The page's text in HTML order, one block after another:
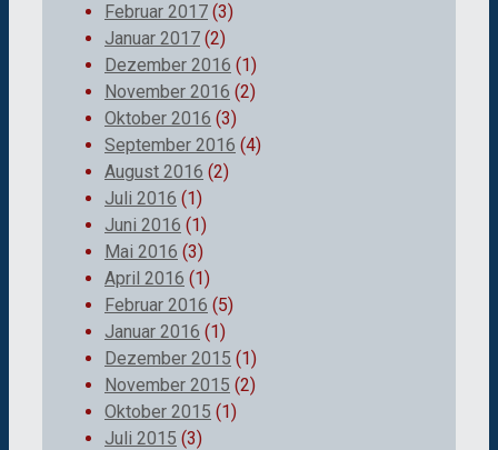
Februar 2017 (3)
Januar 2017 (2)
Dezember 2016 (1)
November 2016 (2)
Oktober 2016 (3)
September 2016 (4)
August 2016 (2)
Juli 2016 (1)
Juni 2016 (1)
Mai 2016 (3)
April 2016 (1)
Februar 2016 (5)
Januar 2016 (1)
Dezember 2015 (1)
November 2015 (2)
Oktober 2015 (1)
Juli 2015 (3)